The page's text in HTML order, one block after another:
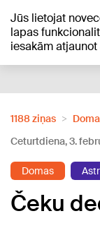
Jūs lietojat
lapas
iesakām
+12
1188 ziņas
Ceturtdiena, 3.
Domas
Čeku